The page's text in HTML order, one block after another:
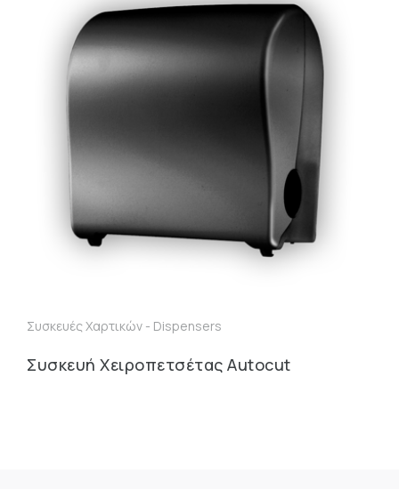
Συσκευές Χαρτικών - Dispensers
Συσκευή Χειροπετσέτας Autocut